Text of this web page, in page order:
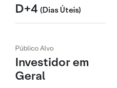
D+4 (Dias Úteis)
Público Alvo
Investidor em
Geral